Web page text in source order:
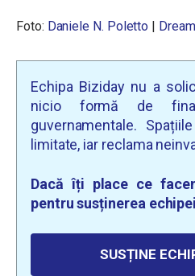
Foto: Daniele N. Poletto |
Echipa Biziday nu a
nicio formă de
guvernamentale.
limitate, iar reclama
Dacă îți place ce
pentru susținerea
SUSȚINE